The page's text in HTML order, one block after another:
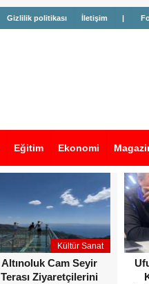
Gizlilik politikası İletişim |
Eğitim Ekonomi
Kültür Sanat
Altınoluk Cam Seyir
Terası Ziyaretçilerini